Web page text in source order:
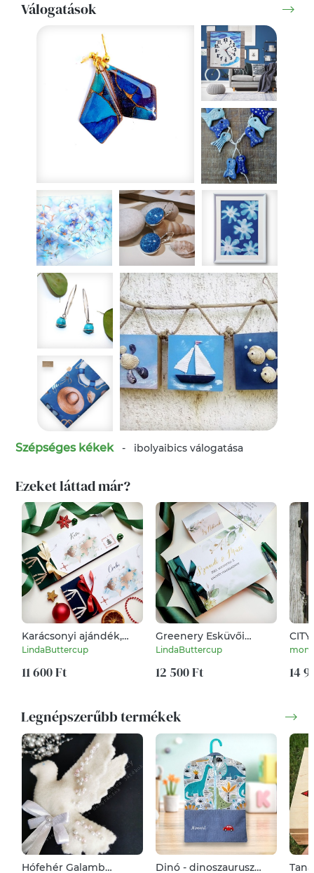
Válogatások
Szépséges kékek - ibolyaibicsválogatása
Ezeket láttad már?
Karácsonyi ajándék,
KISKÖNYV, utazás,
Útlevél, Beszállókártya,
Repülőjegy, utazás
ajándékba, Kemény
LindaButtercup
11 600 Ft
Greenery Esküvői
Vendégkönyv, zöld
LindaButtercup
12 500 Ft 14
Legnépszerűbb termékek
Hófehér Galamb
Dinó - dinoszaurusz